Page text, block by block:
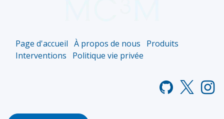
Page d'accueil À propos de nous
Produits
Interventions
Politique vie privée